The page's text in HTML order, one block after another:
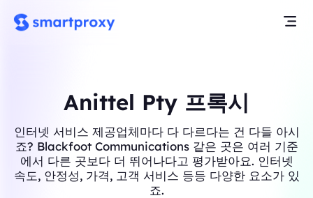
Anittel Pty 프록시
인터넷 서비스 제공업체마다 다 다르다는 건 다들 아시
죠? Blackfoot Communications 같은 곳은 여러 기준
에서 다른 곳보다 더 뛰어나다고 평가받아요. 인터넷
속도, 안정성, 가격, 고객 서비스 등등 다양한 요소가 있
죠.